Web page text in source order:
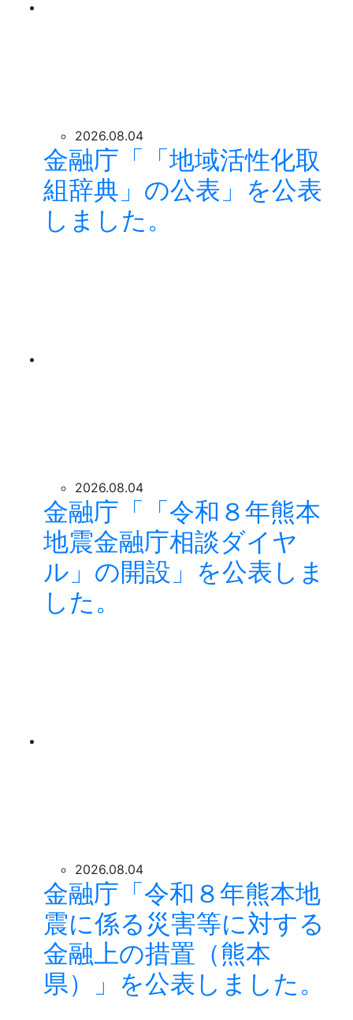
2026.08.04
金融庁「「地域活性化取
組辞典」の公表」を公表
しました。
2026.08.04
金融庁「「令和８年熊本
地震金融庁相談ダイヤ
ル」の開設」を公表しま
した。
2026.08.04
金融庁「令和８年熊本地
震に係る災害等に対する
金融上の措置（熊本
県）」を公表しました。